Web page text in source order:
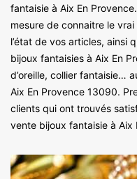
fantaisie à Aix En
mesure de connaitre le
l’état de vos articles, ainsi
bijoux fantaisies à Aix En
d’oreille, collier fantaisie…
Aix En Provence 13090.
clients qui ont trouvés
vente bijoux fantaisie à Aix